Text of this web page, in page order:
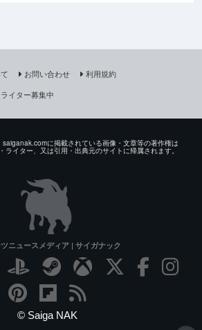
お問い合わせ
利用規約
ライター募集中
に掲載されている画像・文章等の著作権は
イター、又は引用・出典元のサイトに帰属されます。
ニュースメディア | サイガナック
© Saiga NAK